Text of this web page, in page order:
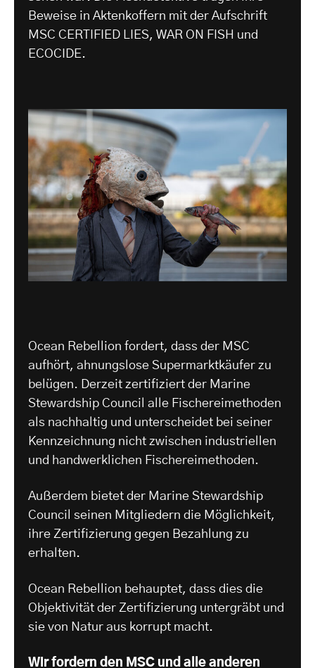
Beweise in Aktenkoffern mit der Aufschrift
MSC CERTIFIED LIES, WAR ON FISH und
ECOCIDE.
Ocean Rebellion fordert, dass der MSC
aufhört, ahnungslose Supermarktkäufer zu
belügen. Derzeit zertifiziert der Marine
Stewardship Council alle Fischereimethoden
als nachhaltig und unterscheidet bei seiner
Kennzeichnung nicht zwischen industriellen
und handwerklichen Fischereimethoden.
Außerdem bietet der Marine Stewardship
Council seinen Mitgliedern die Möglichkeit,
ihre Zertifizierung gegen Bezahlung zu
erhalten.
Ocean Rebellion behauptet, dass dies die
Objektivität der Zertifizierung untergräbt und
sie von Natur aus korrupt macht.
Wir fordern den MSC und alle anderen